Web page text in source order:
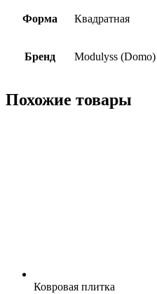
Форма Квадратная
Бренд Modulyss (Domo)
Похожие товары
Ковровая плитка